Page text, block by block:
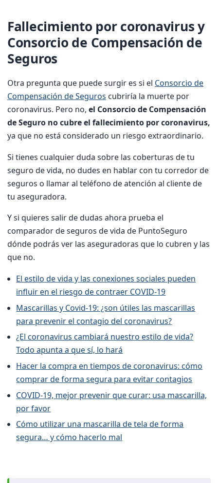
Fallecimiento por coronavirus y
Consorcio de Compensación de
Seguros
Otra pregunta que puede surgir es si el Consorcio de
Compensación de Seguros cubriría la muerte por
coronavirus. Pero no, el Consorcio de Compensación
de Seguro no cubre el fallecimiento por coronavirus,
ya que no está considerado un riesgo extraordinario.
Si tienes cualquier duda sobre las coberturas de tu
seguro de vida, no dudes en hablar con tu corredor de
seguros o llamar al teléfono de atención al cliente de
tu aseguradora.
Y si quieres salir de dudas ahora prueba el
comparador de seguros de vida de PuntoSeguro
dónde podrás ver las aseguradoras que lo cubren y las
que no.
El estilo de vida y las conexiones sociales pueden
influir en el riesgo de contraer COVID-19
Mascarillas y Covid-19: ¿son útiles las mascarillas
para prevenir el contagio del coronavirus?
¿El coronavirus cambiará nuestro estilo de vida?
Todo apunta a que sí, lo hará
Hacer la compra en tiempos de coronavirus: cómo
comprar de forma segura para evitar contagios
COVID-19, mejor prevenir que curar: usa mascarilla,
por favor
Cómo utilizar una mascarilla de tela de forma
segura… y cómo hacerlo mal